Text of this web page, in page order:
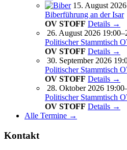
15. August
Biberführung an der Isar
OV STOFF Details →
26. August 2026
Politischer Stammtisch
OV STOFF Details →
30. September 2026
Politischer Stammtisch
OV STOFF Details →
28. Oktober 2026
Politischer Stammtisch
OV STOFF Details →
Alle Termine →
Kontakt